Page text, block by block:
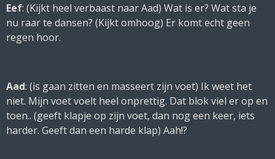
Eef: (Kijkt heel verbaast naar Aad) Wat is er? Wat sta je
nu raar te dansen? (Kijkt omhoog) Er komt echt geen
regen hoor.
Aad: (is gaan zitten en masseert zijn voet) Ik weet het
niet. Mijn voet voelt heel onprettig. Dat blok viel er op en
toen.. (geeft klapje op zijn voet, dan nog een keer, iets
harder. Geeft dan een harde klap) Aah!?